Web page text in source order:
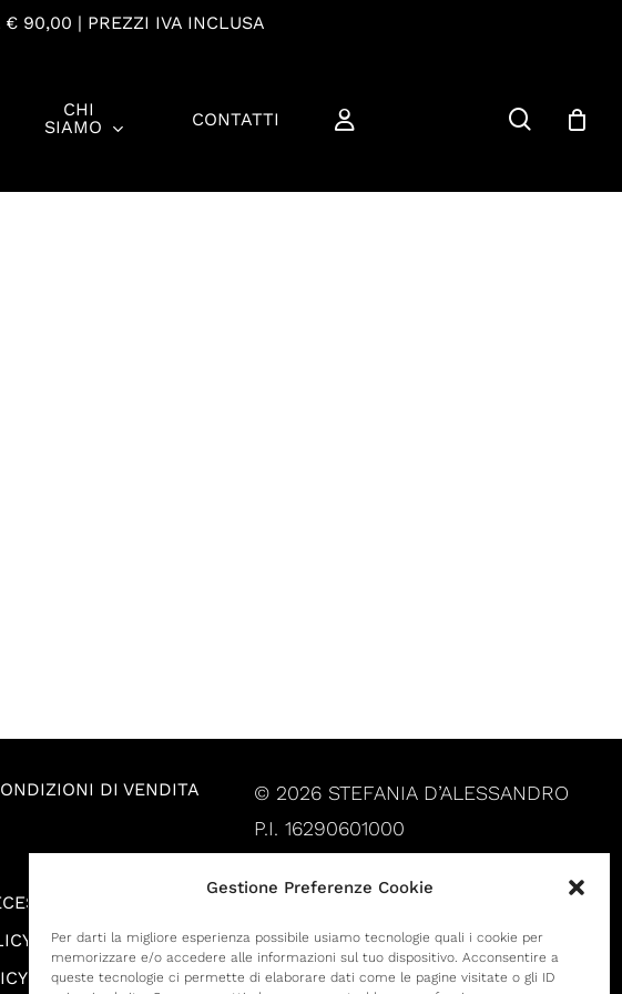
Gestione Preferenze Cookie
Per darti la migliore esperienza possibile usiamo tecnologie quali i cookie per
memorizzare e/o accedere alle informazioni sul tuo dispositivo. Acconsentire a
queste tecnologie ci permette di elaborare dati come le pagine visitate o gli ID
€ 90,00 | PREZZI IVA INCLUSA
CHI
SIAMO
CONTATTI cerca
DI VENDITA
© 2026 STEFANIA D’ALESSANDRO
P.I. 16290601000